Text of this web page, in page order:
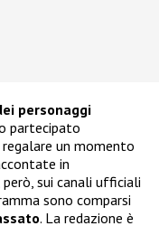
personaggi
partecipato
un momento
in
sui canali ufficiali
sono comparsi
. La redazione è